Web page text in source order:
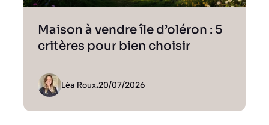
Maison à vendre île d’oléron : 5
critères pour bien choisir
Léa Roux.20/07/2026